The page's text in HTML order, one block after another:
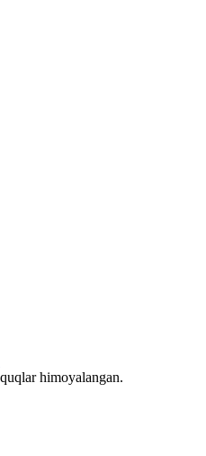
himoyalangan.